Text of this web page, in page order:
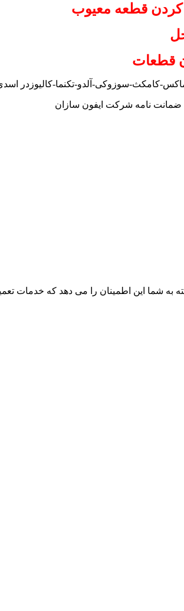
کردن قطعه معیوب
قطعات
کامکث-سوزوکی-آلدو-تکنما-کالیوزدر
ضمانت نامه شرکت ایفون سازان
شما این اطمینان را می دهد که خدمات